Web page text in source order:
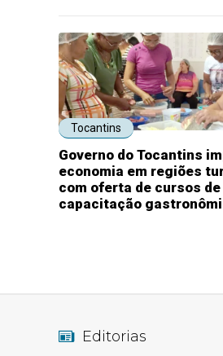
Tocantins
Governo do Tocantins
economia em regiões
com oferta de cursos de
capacitação
Editorias